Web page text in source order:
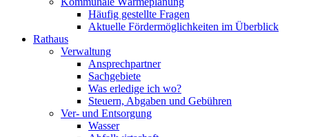
Häufig gestellte Fragen
Aktuelle Fördermöglichkeiten im Überblick
Rathaus
Verwaltung
Ansprechpartner
Sachgebiete
Was erledige ich wo?
Steuern, Abgaben und Gebühren
Ver- und Entsorgung
Wasser